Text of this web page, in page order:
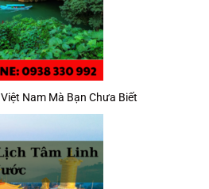
Nam Mà Bạn Chưa Biết